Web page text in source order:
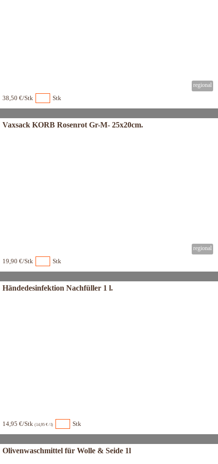
38,50 €/Stk Stk
Vaxsack KORB Rosenrot Gr-M- 25x20cm.
19,90 €/Stk Stk
Händedesinfektion Nachfüller 1 l.
14,95 €/Stk (14,95 € / l) Stk
Olivenwaschmittel für Wolle & Seide 1l